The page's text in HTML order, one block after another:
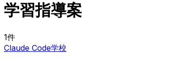
学習指導案
1件
Claude Code学校